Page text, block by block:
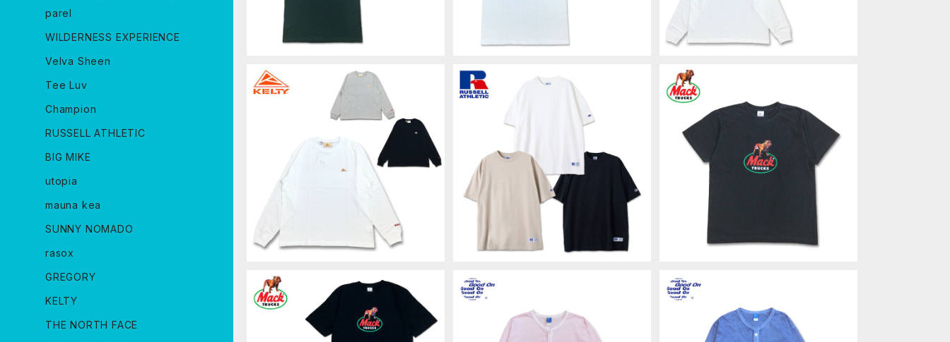
KELTY ケルティ ミニロゴL/S Tシャ
ツ ロンT mini logo LONG SLEEVE
T-SHIRT USA 男女兼用 KE252130
¥6,490
RUSSELL ATHLETIC ラッセルアス
レティック Campus Jersey TEE T
シャツ ユニセックス 101261-003
¥4,400
MACK TRUCKS SS PIGMENT T-
SHIRT TEE マックトラックス Tシャ
ツ ピグメント MTAG-009
¥5,500
parel
WILDERNESS EXPERIENCE
Velva Sheen
Tee Luv
Champion
RUSSELL ATHLETIC
BIG MIKE
utopia
mauna kea
SUNNY NOMADO
rasox
GREGORY
KELTY
THE NORTH FACE